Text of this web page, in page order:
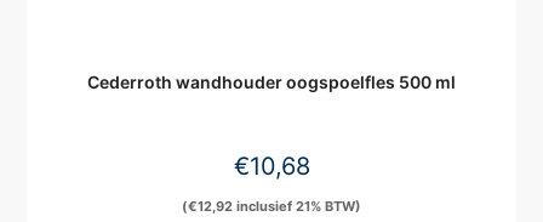
Cederroth wandhouder oogspoelfles 500 ml
€10,68
(€12,92 inclusief 21% BTW)